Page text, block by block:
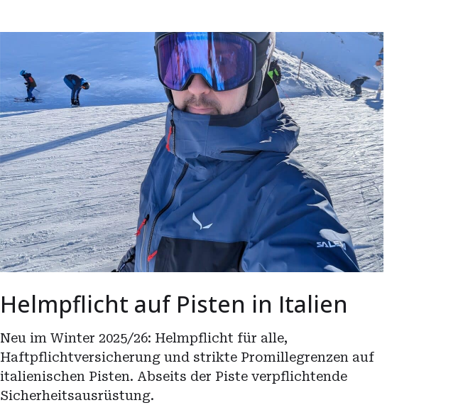
Helmpflicht auf Pisten in Italien
Neu im Winter 2025/26: Helmpflicht für alle,
Haftpflichtversicherung und strikte Promillegrenzen auf
italienischen Pisten. Abseits der Piste verpflichtende
Sicherheitsausrüstung.